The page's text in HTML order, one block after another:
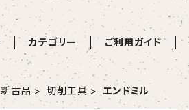
カテゴリー ご利用ガイド
新古品 切削工具 エンドミル